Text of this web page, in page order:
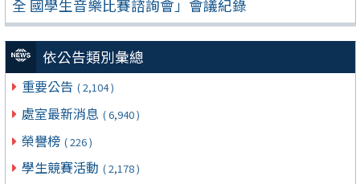
全 國學生音樂比賽諮詢會」會議紀錄
依公告類別彙總
重要公告 ( 2,104 )
處室最新消息 ( 6,940 )
榮譽榜 ( 226 )
學生競賽活動 ( 2,178 )